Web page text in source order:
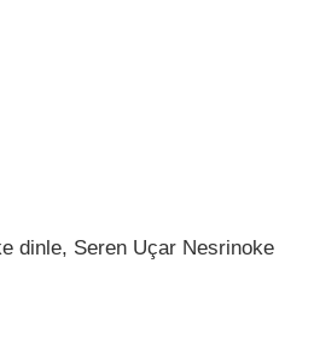
dinle, Seren Uçar Nesrinoke